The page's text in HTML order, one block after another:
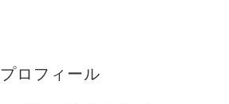
プロフィール